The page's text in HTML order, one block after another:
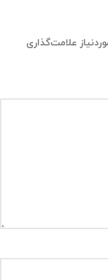
علامت‌گذاری